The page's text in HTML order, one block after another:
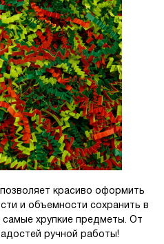
красиво оформить
и объемности сохранить в
самые хрупкие предметы. От
ручной работы!